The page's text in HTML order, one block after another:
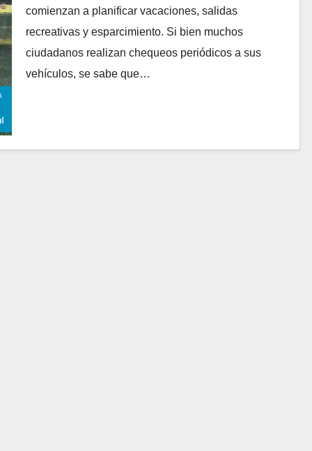
comienzan a planificar vacaciones, salidas
recreativas y esparcimiento. Si bien muchos
ciudadanos realizan chequeos periódicos a sus
vehículos, se sabe que…